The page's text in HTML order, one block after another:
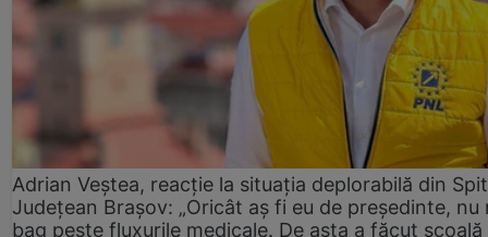
Adrian Veștea, reacție la situația deplorabilă din
Județean Brașov: „Oricât aș fi eu de președinte, nu
bag peste fluxurile medicale. De asta a făcut școală